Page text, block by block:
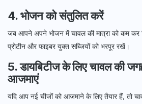
4. भोजन को संतुलित करें
जब आपने अपने भोजन में चावल की मात्रा को कम कर
प्रोटीन और फाइबर युक्त सब्जियों को भरपूर रखें।
5. डायबिटीज के लिए चावल की
आजमाएं
यदि आप नई चीजों को आजमाने के लिए तैयार हैं, तो